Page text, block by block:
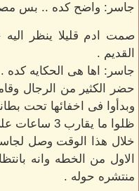
جاسر: واضح كده .. بس
صمت ادم قليلا ينظر اليه
القديم .
جاسر: اها هى الحكايه كده .
حضر الكثير من الرجال
وبدأوا فى اخفائها تحت
ظلوا ما يقارب 3 ساعات على هذا الوضع .
خلال هذا الوقت وصل
الاول من الخطه وانه
منتشره حوله .